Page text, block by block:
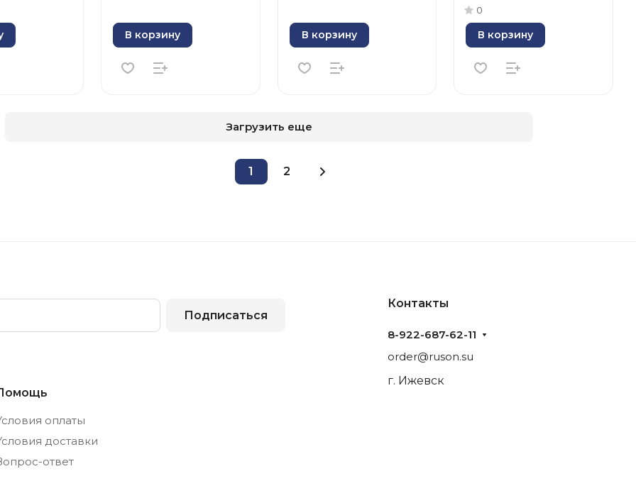
В корзину В корзину
0
В корзину
Загрузить еще
1 2
Подписаться
оплаты
доставки
ответ
Контакты
8-922-687-62-11
order@ruson.su
г. Ижевск